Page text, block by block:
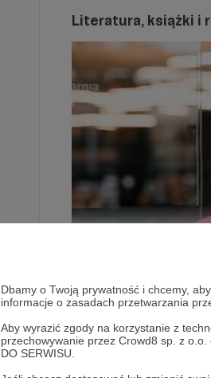
Dbamy o Twoją prywatność i chcemy,
informacje o zasadach przetwarzania
Aby wyrazić zgody na korzystanie z
przechowywanie przez Crowd8 sp. z
DO SERWISU.
Literatura, książki i